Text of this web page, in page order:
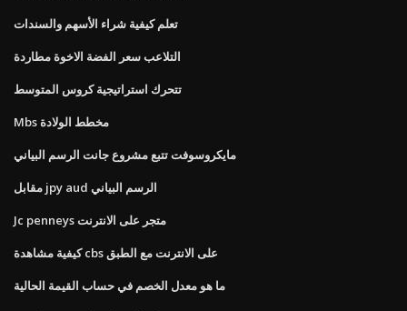
تعلم كيفية شراء الأسهم والسندات
التلاعب سعر الفضة الاخوة مطاردة
تتحرك استراتيجية كروس المتوسط
Mbs مخطط الولادة
مايكروسوفت تتبع مشروع جانت الرسم البياني
مقابل jpy aud الرسم البياني
Jc penneys متجر على الانترنت
كيفية مشاهدة cbs على الانترنت مع الطبق
ما هو معدل الخصم في حساب القيمة الحالية